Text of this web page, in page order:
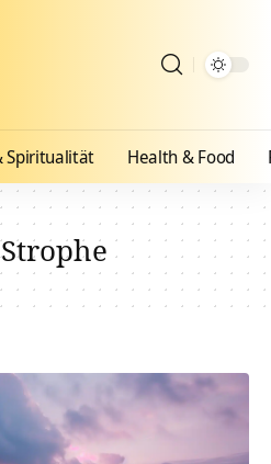
Spiritualität Health & Food